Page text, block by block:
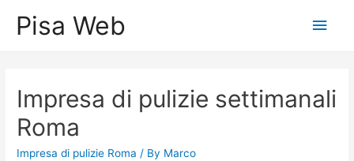
Pisa Web
Main
Impresa di pulizie settimanali
Roma
Impresa di pulizie Roma / By Marco